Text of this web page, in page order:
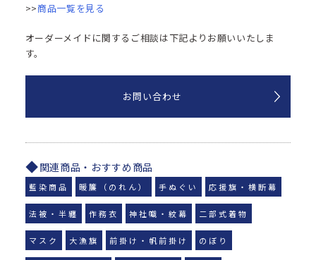
>>商品一覧を見る
オーダーメイドに関するご相談は下記よりお願いいたしま
す。
お問い合わせ
関連商品・おすすめ商品
藍染商品 暖簾（のれん） 手ぬぐい 応援旗・横断幕
法被・半纏 作務衣 神社幟・紋幕 二部式着物
マスク 大漁旗 前掛け・帆前掛け のぼり